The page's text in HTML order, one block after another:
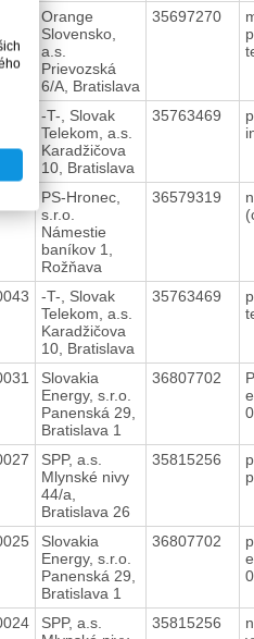
Orange
Slovensko,
a.s.
Prievozská
6/A, Bratislava
35697270
-T-, Slovak
Telekom, a.s.
Karadžičova
10, Bratislava
35763469
PS-Hronec,
s.r.o.
Námestie
baníkov 1,
Rožňava
36579319
-T-, Slovak
Telekom, a.s.
Karadžičova
10, Bratislava
35763469
Slovakia
Energy, s.r.o.
Panenská 29,
Bratislava 1
36807702
SPP, a.s.
Mlynské nivy
44/a,
Bratislava 26
35815256
Slovakia
Energy, s.r.o.
Panenská 29,
Bratislava 1
36807702
SPP, a.s.
35815256